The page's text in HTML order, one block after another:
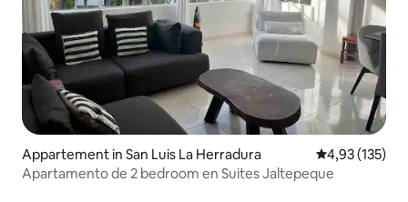
Appartement in San Luis La Herradura Gemiddelde
4,93 (135)
Apartamento de 2 bedroom en Suites Jaltepeque